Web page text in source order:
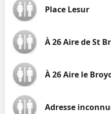
Place Lesur
À 26 Aire de St
À 26 Aire le
Adresse